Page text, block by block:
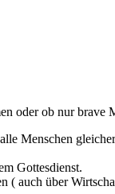
oder ob nur brave
Menschen
Gottesdienst.
auch über